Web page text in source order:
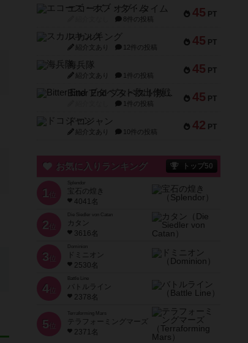
45 PT
エコーズ・オブ・タイム
8件の投稿
45 PT
スカルキング
紹介文あり 12件の投稿
45 PT
海兵隊
紹介文あり 1件の投稿
45 PT
Bitter End ブタペスト救出作戦
1件の投稿
42 PT
ドコジャン
紹介文あり 10件の投稿
お気に入りランキング トップ50
1 位
宝石の煌き
4041名
2 位
Die Siedler von Catan
カタン
3616名
3 位
ドミニオン
2530名
4位
Battle Line
バトルライン
2378名
5 位
Terraforming Mars
テラフォーミングマーズ
2371名